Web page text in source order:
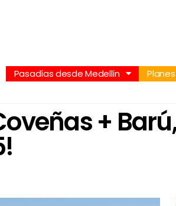
Pasadías desde Medellín
+